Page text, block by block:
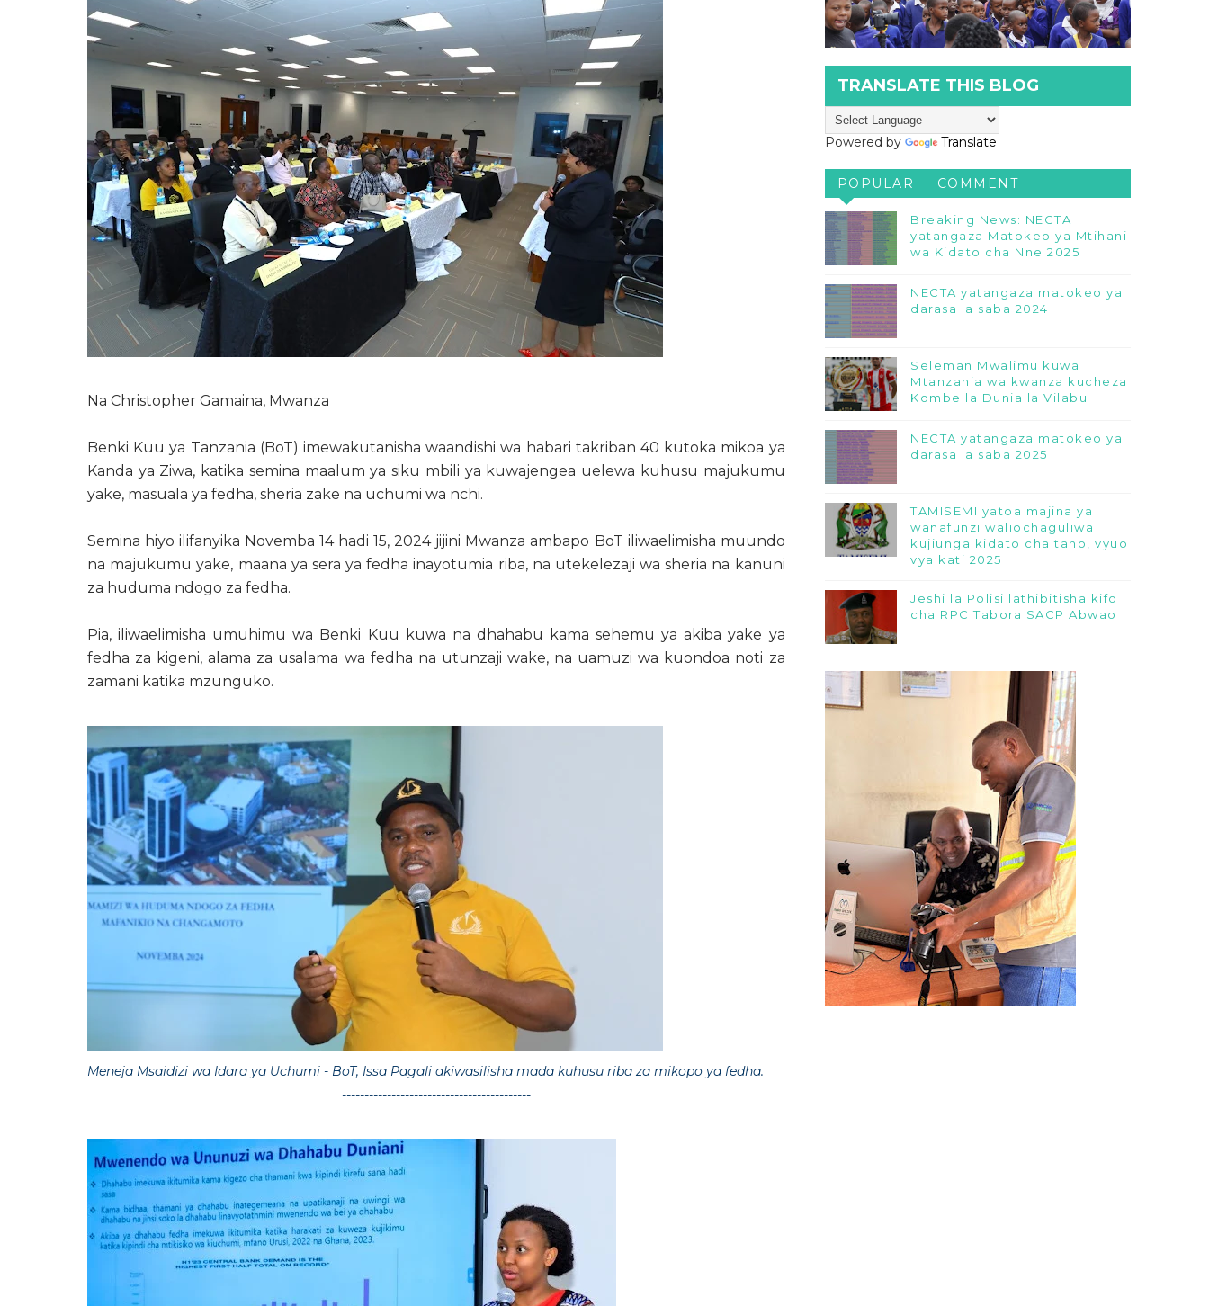
Na Christopher Gamaina, Mwanza
Benki Kuu ya Tanzania (BoT) imewakutanisha waandishi wa habari takriban 40 kutoka mikoa ya
Kanda ya Ziwa, katika semina maalum ya siku mbili ya kuwajengea uelewa kuhusu majukumu
yake, masuala ya fedha, sheria zake na uchumi wa nchi.
Semina hiyo ilifanyika Novemba 14 hadi 15, 2024 jijini Mwanza ambapo BoT iliwaelimisha muundo
na majukumu yake, maana ya sera ya fedha inayotumia riba, na utekelezaji wa sheria na kanuni
za huduma ndogo za fedha.
Pia, iliwaelimisha umuhimu wa Benki Kuu kuwa na dhahabu kama sehemu ya akiba yake ya
fedha za kigeni, alama za usalama wa fedha na utunzaji wake, na uamuzi wa kuondoa noti za
zamani katika mzunguko.
Meneja Msaidizi wa Idara ya Uchumi - BoT, Issa Pagali akiwasilisha mada kuhusu riba za mikopo ya fedha.
------------------------------------------
TRANSLATE THIS BLOG
Powered by Translate
POPULAR COMMENT
Breaking News: NECTA
yatangaza Matokeo ya Mtihani
wa Kidato cha Nne 2025
NECTA yatangaza matokeo ya
darasa la saba 2024
Seleman Mwalimu kuwa
Mtanzania wa kwanza kucheza
Kombe la Dunia la Vilabu
NECTA yatangaza matokeo ya
darasa la saba 2025
TAMISEMI yatoa majina ya
wanafunzi waliochaguliwa
kujiunga kidato cha tano, vyuo
vya kati 2025
Jeshi la Polisi lathibitisha kifo
cha RPC Tabora SACP Abwao